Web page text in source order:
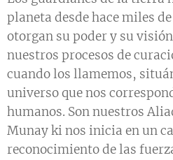
planeta desde hace miles
otorgan su poder y su
nuestros procesos de
cuando los llamemos,
universo que nos
humanos. Son nuestros
Munay ki nos inicia en un
reconocimiento de las